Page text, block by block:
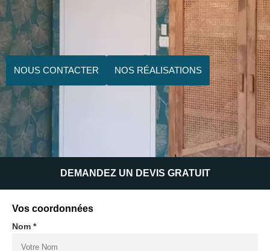
NOUS CONTACTER NOS RÉALISATIONS
DEMANDEZ UN DEVIS GRATUIT
Vos coordonnées
Nom *